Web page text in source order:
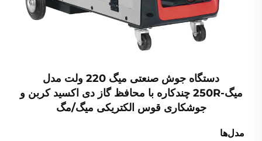
دستگاه جوش صنعتی میگ 220 ولت مدل
میگ-250R چندکاره با محافظ گاز دی اکسید کربن و
جوشکاری قوس الکتریکی میگ/مگ
مدل‌ها